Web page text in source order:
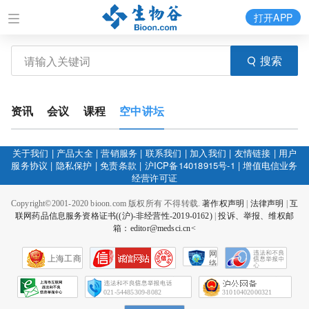
搜索
打开APP
资讯 会议 课程 空中讲坛
关于我们 | 产品大全|营销服务 | 联系我们 | 加入我们 | 友情链接 | 用户
服务协议 | 隐私保护 |免责条款 | 沪ICP备14018915号-1 |增值电信业务
经营许可证
Copyright©2001-2020 bioon.com 版权所有 不得转载.著作权声明 法律声明
互
联网药品信息服务资格证书((沪)-非经营性-2019-0162)|投诉、举报、维权邮
箱：editor@medsci.cn<
上海工商
网
络
会
征
021-54485309-8082 31010402000321